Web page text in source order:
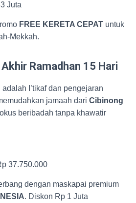
Juta
FREE KERETA CEPAT untuk
Mekkah.
Ramadhan 15 Hari
I’tikaf dan pengejaran
jamaah dari Cibinong
beribadah tanpa khawatir
37.750.000
dengan maskapai premium
. Diskon Rp 1 Juta